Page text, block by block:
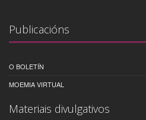
Publicacións
O BOLETÍN
MOEMIA VIRTUAL
Materiais divulgativos